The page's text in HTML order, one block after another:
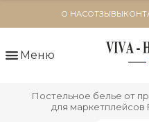
О НАСОТЗЫВЫ
Меню
Постельное белье от
для маркетплейсов